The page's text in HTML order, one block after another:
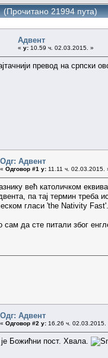
21994 пута)
Адвент
« у: 10.59 ч. 02.03.2015. »
превод на српски
Одг: Адвент
« Одговор #1 у: 11.11 ч. 02.03.2015.
већ католичком
па тај термин треба
гласи 'the Nativity Fast'.
сам да сте питали због
Одг: Адвент
« Одговор #2 у: 16.26 ч. 02.03.2015.
Божићни пост. Хвала.